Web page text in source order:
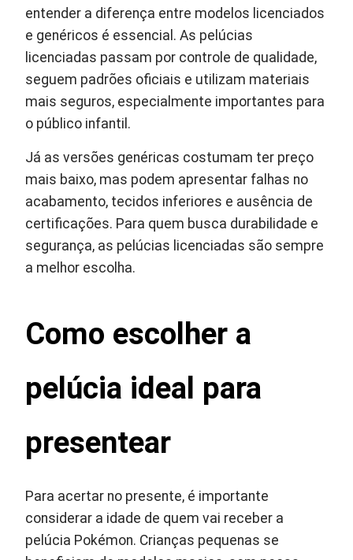
entender a diferença entre modelos licenciados
e genéricos é essencial. As pelúcias
licenciadas passam por controle de qualidade,
seguem padrões oficiais e utilizam materiais
mais seguros, especialmente importantes para
o público infantil.
Já as versões genéricas costumam ter preço
mais baixo, mas podem apresentar falhas no
acabamento, tecidos inferiores e ausência de
certificações. Para quem busca durabilidade e
segurança, as pelúcias licenciadas são sempre
a melhor escolha.
Como escolher a
pelúcia ideal para
presentear
Para acertar no presente, é importante
considerar a idade de quem vai receber a
pelúcia Pokémon. Crianças pequenas se